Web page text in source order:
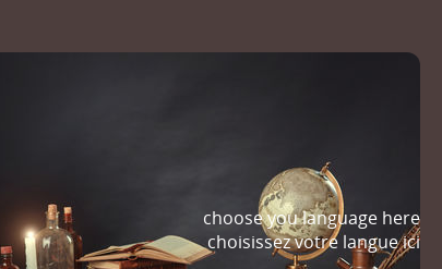
choose you language here
choisissez votre langue ici